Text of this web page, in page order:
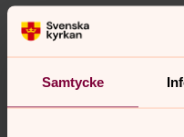
Samtycke
Läs mer om Svenska
Svenska Kyrkans Unga